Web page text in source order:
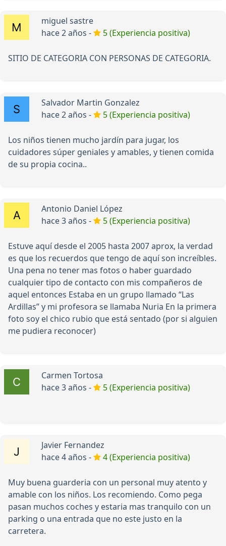
miguel sastre
hace 2 años -
5 (Experiencia positiva)
SITIO DE CATEGORIA CON PERSONAS DE CATEGORIA.
Salvador Martin Gonzalez
hace 2 años -
5 (Experiencia positiva)
Los niños tienen mucho jardín para jugar, los
cuidadores súper geniales y amables, y tienen comida
de su propia cocina..
Antonio Daniel López
hace 3 años -
5 (Experiencia positiva)
Estuve aquí desde el 2005 hasta 2007 aprox, la verdad
es que los recuerdos que tengo de aquí son increíbles.
Una pena no tener mas fotos o haber guardado
cualquier tipo de contacto con mis compañeros de
aquel entonces Estaba en un grupo llamado “Las
Ardillas” y mi profesora se llamaba Nuria En la primera
foto soy el chico rubio que está sentado (por si alguien
me pudiera reconocer)
Carmen Tortosa
hace 3 años -
5 (Experiencia positiva)
Javier Fernandez
hace 4 años -
4 (Experiencia positiva)
Muy buena guarderia con un personal muy atento y
amable con los niños. Los recomiendo. Como pega
pasan muchos coches y estaria mas tranquilo con un
parking o una entrada que no este justo en la
carretera.